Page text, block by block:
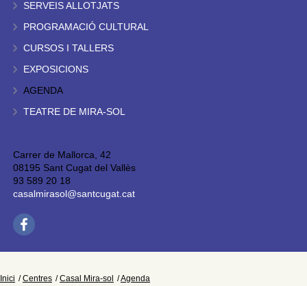
SERVEIS ALLOTJATS
PROGRAMACIÓ CULTURAL
CURSOS I TALLERS
EXPOSICIONS
AGENDA
TEATRE DE MIRA-SOL
Carrer de Mallorca, 42
08195 Sant Cugat del Vallès
93 589 20 18
casalmirasol@santcugat.cat
Inici Centres Casal Mira-sol Agenda